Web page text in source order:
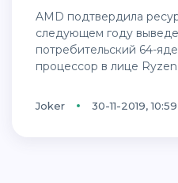
AMD подтвердила ресурсу Videocardz, что в
следующем году
потребительский 64-
процессор в лице Ryzen
Joker 30-11-2019, 10:59